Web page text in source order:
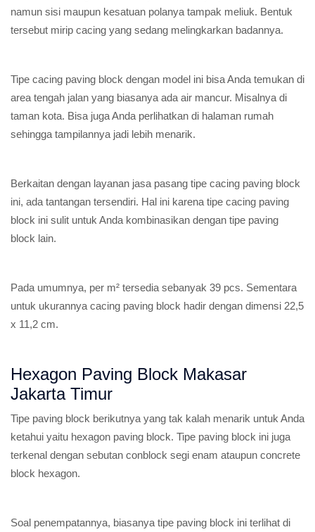
namun sisi maupun kesatuan polanya tampak meliuk. Bentuk
tersebut mirip cacing yang sedang melingkarkan badannya.
Tipe cacing paving block dengan model ini bisa Anda temukan di
area tengah jalan yang biasanya ada air mancur. Misalnya di
taman kota. Bisa juga Anda perlihatkan di halaman rumah
sehingga tampilannya jadi lebih menarik.
Berkaitan dengan layanan jasa pasang tipe cacing paving block
ini, ada tantangan tersendiri. Hal ini karena tipe cacing paving
block ini sulit untuk Anda kombinasikan dengan tipe paving
block lain.
Pada umumnya, per m² tersedia sebanyak 39 pcs. Sementara
untuk ukurannya cacing paving block hadir dengan dimensi 22,5
x 11,2 cm.
Hexagon Paving Block Makasar
Jakarta Timur
Tipe paving block berikutnya yang tak kalah menarik untuk Anda
ketahui yaitu hexagon paving block. Tipe paving block ini juga
terkenal dengan sebutan conblock segi enam ataupun concrete
block hexagon.
Soal penempatannya, biasanya tipe paving block ini terlihat di